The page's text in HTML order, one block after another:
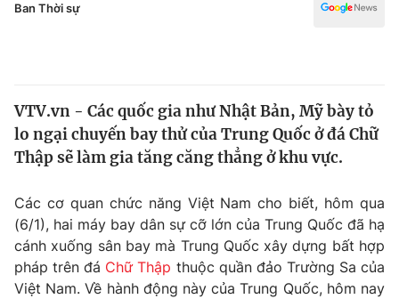
Pháp luật
Thế giới
Tin tức
Câu chuyện quốc tế
Kinh tế
Tài chính
Thị trường
Góc doanh nghiệp
Dữ liệu và đời sống
Truyền hình
Công nghệ
Ban Thời sự
VTV.vn - Các quốc gia như Nhật Bản, Mỹ bày tỏ
lo ngại chuyến bay thử của Trung Quốc ở đá Chữ
Thập sẽ làm gia tăng căng thẳng ở khu vực.
Các cơ quan chức năng Việt Nam cho biết, hôm qua
(6/1), hai máy bay dân sự cỡ lớn của Trung Quốc đã hạ
cánh xuống sân bay mà Trung Quốc xây dựng bất hợp
pháp trên đá Chữ Thập thuộc quần đảo Trường Sa của
Việt Nam. Về hành động này của Trung Quốc, hôm nay